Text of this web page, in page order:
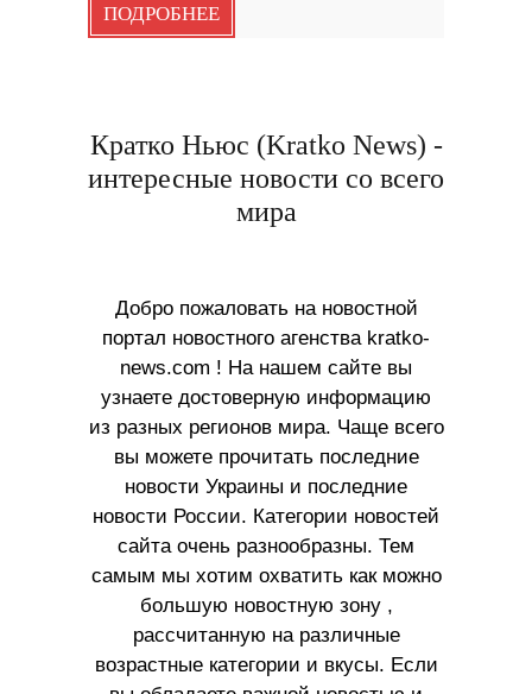
ПОДРОБНЕЕ
Кратко Ньюс (Kratko News) -
интересные новости со всего
мира
Добро пожаловать на новостной
портал новостного агенства kratko-
news.com ! На нашем сайте вы
узнаете достоверную информацию
из разных регионов мира. Чаще всего
вы можете прочитать последние
новости Украины и последние
новости России. Категории новостей
сайта очень разнообразны. Тем
самым мы хотим охватить как можно
большую новостную зону ,
рассчитанную на различные
возрастные категории и вкусы. Если